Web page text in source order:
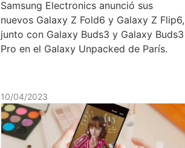
Samsung Electronics anunció sus
nuevos Galaxy Z Fold6 y Galaxy Z Flip6,
junto con Galaxy Buds3 y Galaxy Buds3
Pro en el Galaxy Unpacked de París.
10/04/2023